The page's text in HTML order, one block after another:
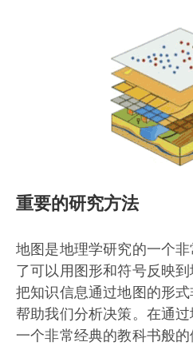
重要的研究方法
地图是地理学研究的一个
了可以用图形和符号反映
把知识信息通过地图的形式
帮助我们分析决策。在通
一个非常经典的教科书般